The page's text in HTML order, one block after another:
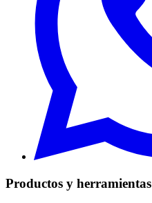
Productos y herramientas